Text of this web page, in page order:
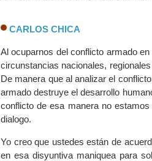
CARLOS CHICA
Al ocuparnos del conflicto armado
circunstancias nacionales,
De manera que al analizar el
armado destruye el desarrollo
conflicto de esa manera no
dialogo.
Yo creo que ustedes están de
en esa disyuntiva maniquea para